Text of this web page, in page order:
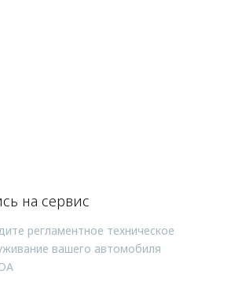
на сервис
регламентное техническое
вашего автомобиля